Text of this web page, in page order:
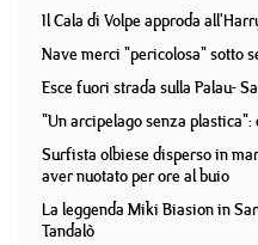
Il Cala di Volpe approda
Nave merci "pericolosa" sotto
Esce fuori strada sulla Palau-
"Un arcipelago senza
Surfista olbiese disperso in
aver nuotato per ore al buio
La leggenda Miki Biasion in
Tandalò